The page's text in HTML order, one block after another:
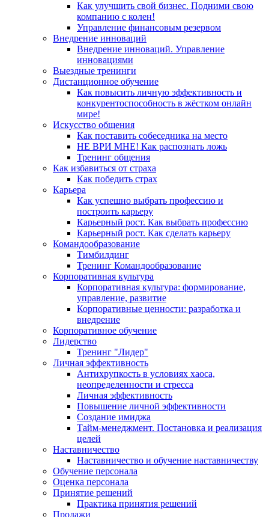
Как улучшить свой бизнес. Подними свою
компанию с колен!
Управление финансовым резервом
Внедрение инноваций
Внедрение инноваций. Управление
инновациями
Выездные тренинги
Дистанционное обучение
Как повысить личную эффективность и
конкурентоспособность в жёстком онлайн
мире!
Искусство общения
Как поставить собеседника на место
НЕ ВРИ МНЕ! Как распознать ложь
Тренинг общения
Как избавиться от страха
Как победить страх
Карьера
Как успешно выбрать профессию и
построить карьеру
Карьерный рост. Как выбрать профессию
Карьерный рост. Как сделать карьеру
Командообразование
Тимбилдинг
Тренинг Командообразование
Корпоративная культура
Корпоративная культура: формирование,
управление, развитие
Корпоративные ценности: разработка и
внедрение
Корпоративное обучение
Лидерство
Тренинг "Лидер"
Личная эффективность
Антихрупкость в условиях хаоса,
неопределенности и стресса
Личная эффективность
Повышение личной эффективности
Создание имиджа
Тайм-менеджмент. Постановка и реализация
целей
Наставничество
Наставничество и обучение наставничеству
Обучение персонала
Оценка персонала
Принятие решений
Практика принятия решений
Продажи